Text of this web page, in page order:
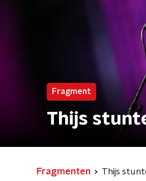
Fragment
Thijs
Fragmenten Thijs